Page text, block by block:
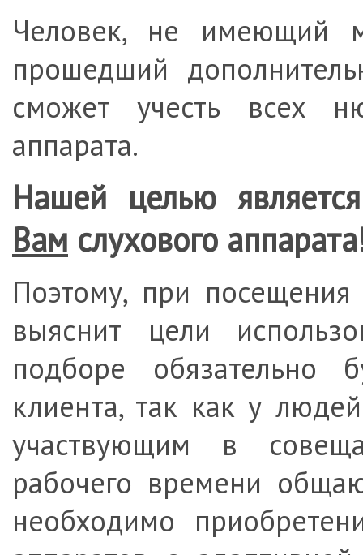
Человек, не имеющий
прошедший
сможет учесть всех
аппарата.
Нашей целью
Вам слухового
Поэтому, при
выяснит цели
подборе обязательно
клиента, так как у
участвующим в
рабочего времени
необходимо